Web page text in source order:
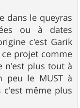
dans le queyras
ou à dates
c'est Garik
projet comme
n'est plus tout à
peu le MUST à
même plus